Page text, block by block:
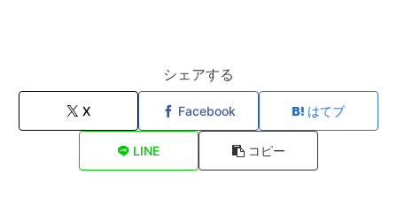
シェアする
X Facebook はてブ
LINE コピー